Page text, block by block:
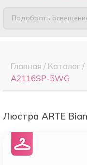
Подобрать
Главная / Каталог/
A2116SP-5WG
Люстра ARTE